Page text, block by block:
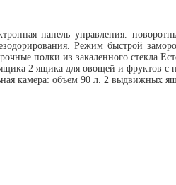
панель управления.
Режим быстрой
полки из закаленного стекла
2 ящика для овощей и фруктов
камера: объем 90 л. 2 выдвижных